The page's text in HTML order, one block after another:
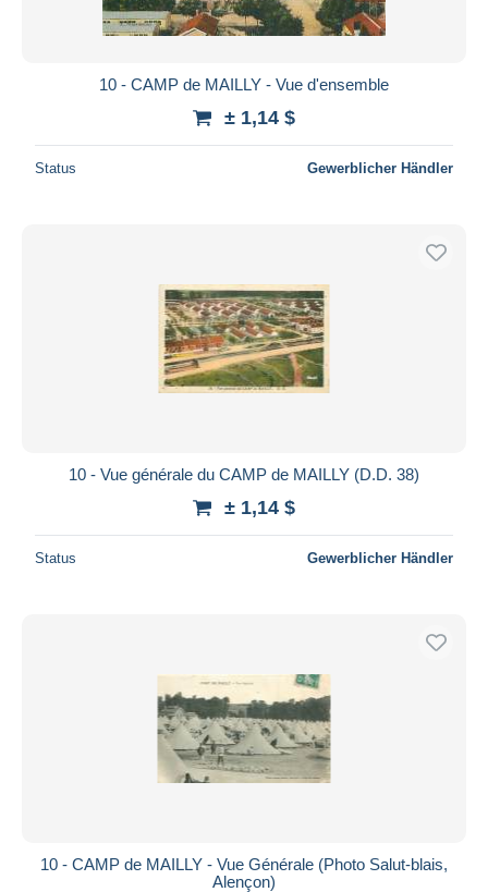
10 - CAMP de MAILLY - Vue d'ensemble
± 1,14 $
Status Gewerblicher Händler
10 - Vue générale du CAMP de MAILLY (D.D. 38)
± 1,14 $
Status Gewerblicher Händler
10 - CAMP de MAILLY - Vue Générale (Photo Salut-blais,
Alençon)